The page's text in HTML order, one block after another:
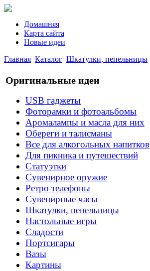
Домашняя
Карта сайта
Новые идеи
Главная Каталог Шкатулки, пепельницы
Оригинальные идеи
USB гаджеты
Фоторамки и фотоальбомы
Аромалампы и масла для них
Обереги и талисманы
Все для алкогольных напитков
Для пикника и путешествий
Статуэтки
Сувенирное оружие
Ретро телефоны
Сувенирные часы
Шкатулки, пепельницы
Настольные игры
Сладости
Портсигары
Вазы
Картины